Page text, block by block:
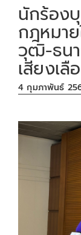
นักร้อง
กฎหมา
วุฒิ-ธน
เสียงเ
4 กุมภาพันธ์